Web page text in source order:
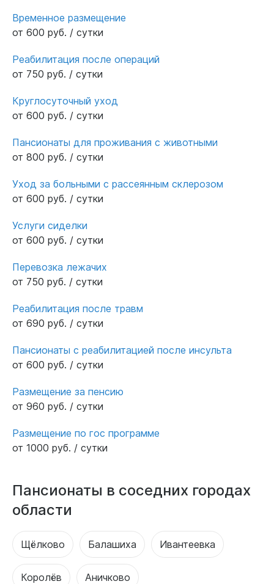
благодарны за поддержку и помощь всей
семьей.
Временное размещение
от 600 руб. / сутки
Реабилитация после операций
от 750 руб. / сутки
Круглосуточный уход
от 600 руб. / сутки
Пансионаты для проживания с животными
от 800 руб. / сутки
Уход за больными с рассеянным склерозом
от 600 руб. / сутки
Услуги сиделки
от 600 руб. / сутки
Перевозка лежачих
от 750 руб. / сутки
Реабилитация после травм
от 690 руб. / сутки
Пансионаты с реабилитацией после инсульта
от 600 руб. / сутки
Размещение за пенсию
от 960 руб. / сутки
Размещение по гос программе
от 1000 руб. / сутки
Пансионаты в соседних городах
области
Щёлково Балашиха Ивантеевка
Королёв Аничково